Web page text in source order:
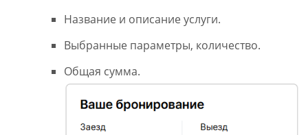
Название и описание услуги.
Выбранные параметры, количество.
Общая сумма.